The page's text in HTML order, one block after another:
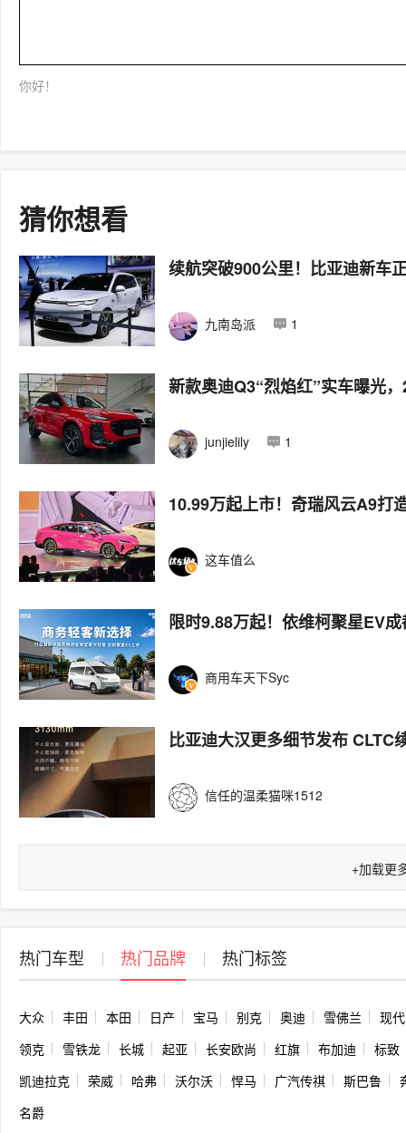
你好！
猜你想看
续航突破900公里！比亚迪新车
九南岛派 1
新款奥迪Q3“烈焰红”实车曝光
junjielily 1
10.99万起上市！奇瑞风云A9打
这车值么
限时9.88万起！依维柯聚星EV
商用车天下Syc
比亚迪大汉更多细节发布 CLTC
信任的温柔猫咪1512
+加载更
热门车型 热门品牌 热门标签
大众 丰田 本田 日产 宝马 别克 奥迪 雪佛兰
现代
领克
雪铁龙 长城 起亚 长安欧尚 红旗 布加迪
标致
凯迪拉克
荣威 哈弗 沃尔沃 悍马 广汽传祺 斯巴鲁
名爵